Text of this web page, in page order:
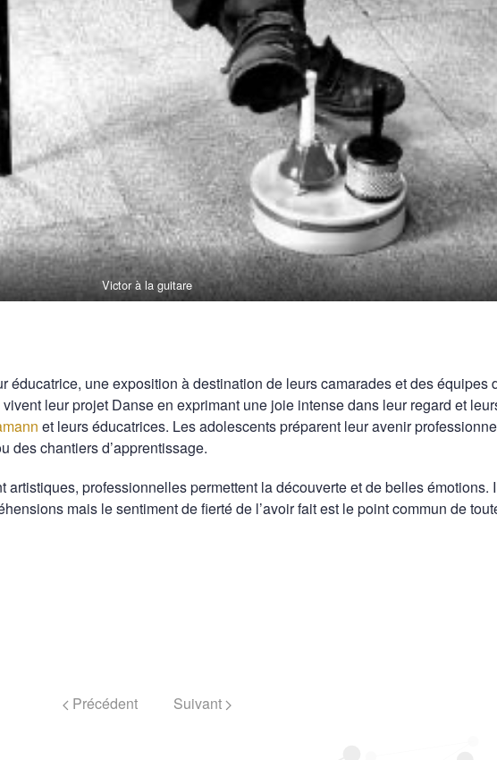
Victor à la guitare
éducatrice, une exposition à destination de leurs camarades et des équipes
leur projet Danse en exprimant une joie intense dans leur regard et
et leurs éducatrices. Les adolescents préparent leur avenir
des chantiers d’apprentissage.
artistiques, professionnelles permettent la découverte et de belles émotions.
mais le sentiment de fierté de l’avoir fait est le point commun de
Précédent Suivant